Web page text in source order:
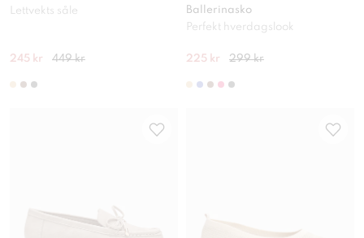
Lettvekts såle
245 kr 449 kr
Ballerinasko
Perfekt hverdagslook
225 kr 299 kr